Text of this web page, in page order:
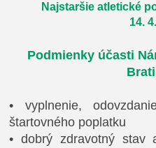
Najstaršie atletické
14.
Podmienky účasti
•
vyplnenie,
štartovného poplatku
• dobrý zdravotný stav